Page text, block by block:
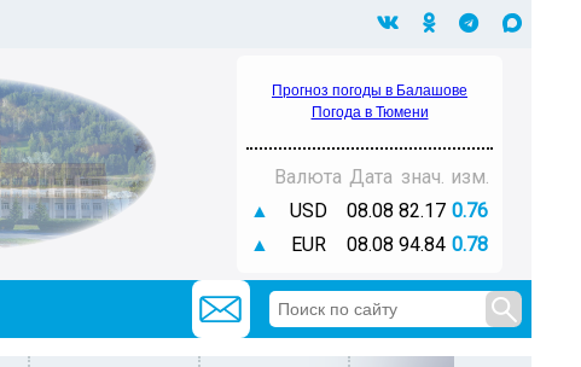
Прогноз погоды в Балашове
Погода в Тюмени
Валюта Дата знач. изм.
▲
USD 08.08 82.17 0.76
▲
EUR 08.08 94.84 0.78